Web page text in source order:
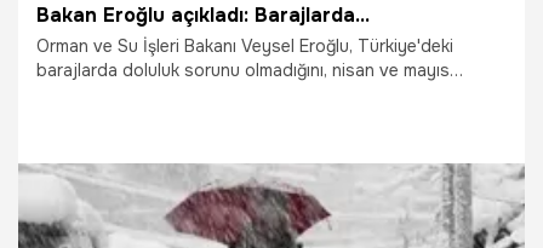
Bakan Eroğlu açıkladı: Barajlarda...
Orman ve Su İşleri Bakanı Veysel Eroğlu, Türkiye'deki
barajlarda doluluk sorunu olmadığını, nisan ve mayıs